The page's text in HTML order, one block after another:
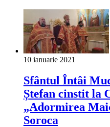
10 ianuarie 2021
Sfântul Întâi
Ștefan cinstit la
„Adormirea
Soroca